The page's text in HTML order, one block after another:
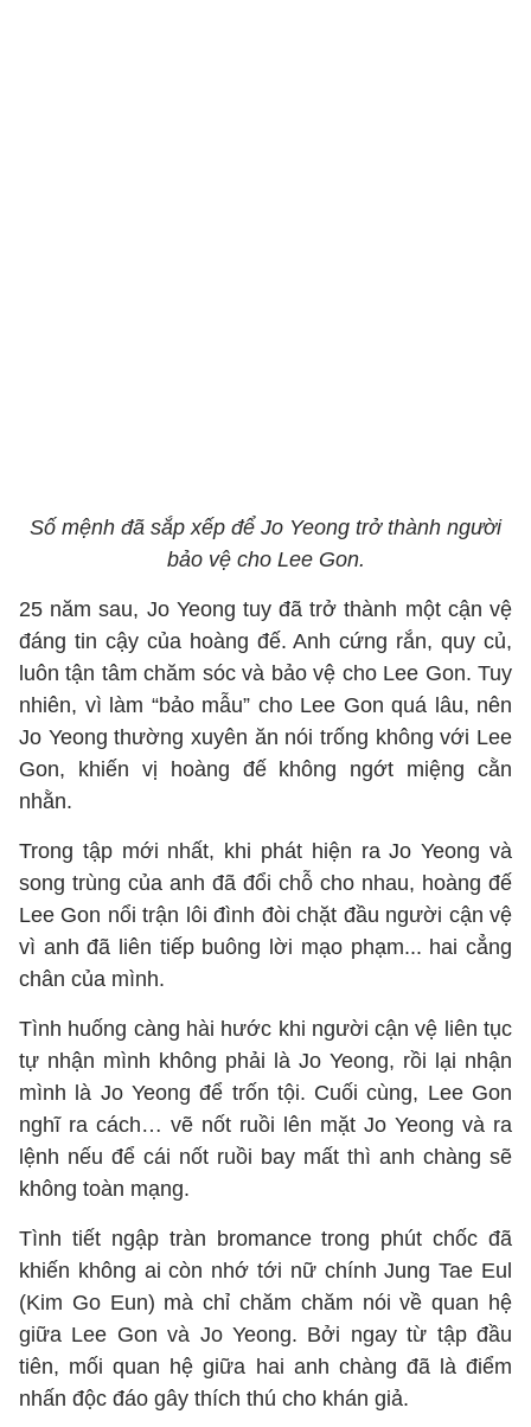
Số mệnh đã sắp xếp để Jo Yeong trở thành người
bảo vệ cho Lee Gon.
25 năm sau, Jo Yeong tuy đã trở thành một cận vệ
đáng tin cậy của hoàng đế. Anh cứng rắn, quy củ,
luôn tận tâm chăm sóc và bảo vệ cho Lee Gon. Tuy
nhiên, vì làm “bảo mẫu” cho Lee Gon quá lâu, nên
Jo Yeong thường xuyên ăn nói trống không với Lee
Gon, khiến vị hoàng đế không ngớt miệng cằn
nhằn.
Trong tập mới nhất, khi phát hiện ra Jo Yeong và
song trùng của anh đã đổi chỗ cho nhau, hoàng đế
Lee Gon nổi trận lôi đình đòi chặt đầu người cận vệ
vì anh đã liên tiếp buông lời mạo phạm... hai cẳng
chân của mình.
Tình huống càng hài hước khi người cận vệ liên tục
tự nhận mình không phải là Jo Yeong, rồi lại nhận
mình là Jo Yeong để trốn tội. Cuối cùng, Lee Gon
nghĩ ra cách… vẽ nốt ruồi lên mặt Jo Yeong và ra
lệnh nếu để cái nốt ruồi bay mất thì anh chàng sẽ
không toàn mạng.
Tình tiết ngập tràn bromance trong phút chốc đã
khiến không ai còn nhớ tới nữ chính Jung Tae Eul
(Kim Go Eun) mà chỉ chăm chăm nói về quan hệ
giữa Lee Gon và Jo Yeong. Bởi ngay từ tập đầu
tiên, mối quan hệ giữa hai anh chàng đã là điểm
nhấn độc đáo gây thích thú cho khán giả.